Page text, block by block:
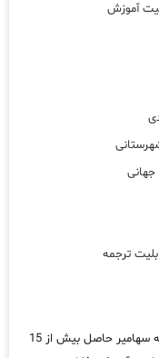
جهانی
ترجمه
سرفصل های آموزش فارکس در بمپور در مجموعه سهامیر حاصل بیش از 15